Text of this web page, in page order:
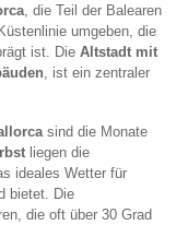
, die Teil der Balearen
umgeben, die
ist. Die Altstadt mit
, ist ein zentraler
sind die Monate
liegen die
ideales Wetter für
bietet. Die
die oft über 30 Grad